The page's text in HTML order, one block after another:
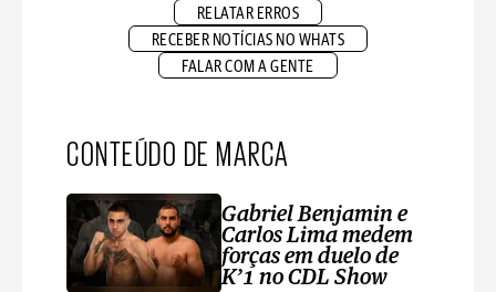
RELATAR ERROS
RECEBER NOTÍCIAS NO WHATS
FALAR COM A GENTE
CONTEÚDO DE MARCA
Gabriel Benjamin e
Carlos Lima medem
forças em duelo de
K’1 no CDL Show